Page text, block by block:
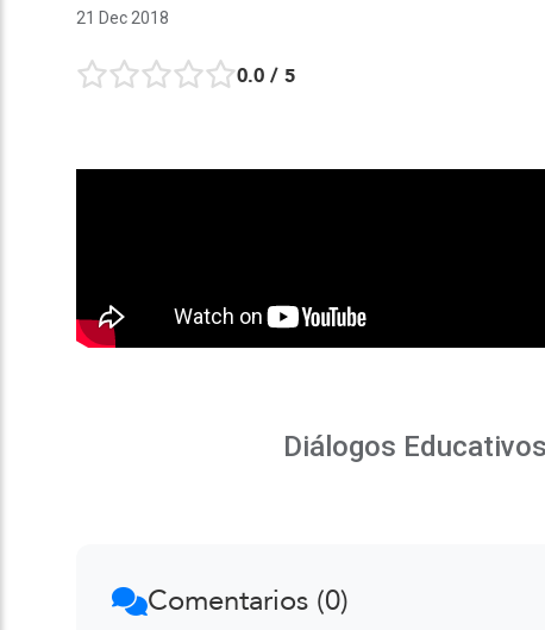
21 Dec 2018
0.0 / 5
Diálogos
Comentarios (0)